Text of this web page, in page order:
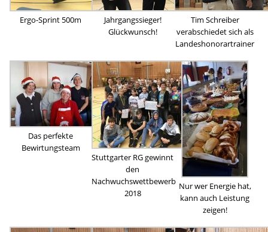
Ergo-Sprint 500m
Jahrgangssieger!
Glückwunsch!
Tim Schreiber
verabschiedet sich als
Landeshonorartrainer
Das perfekte
Bewirtungsteam
Stuttgarter RG gewinnt
den
Nachwuchswettbewerb
2018
Nur wer Energie hat,
kann auch Leistung
zeigen!